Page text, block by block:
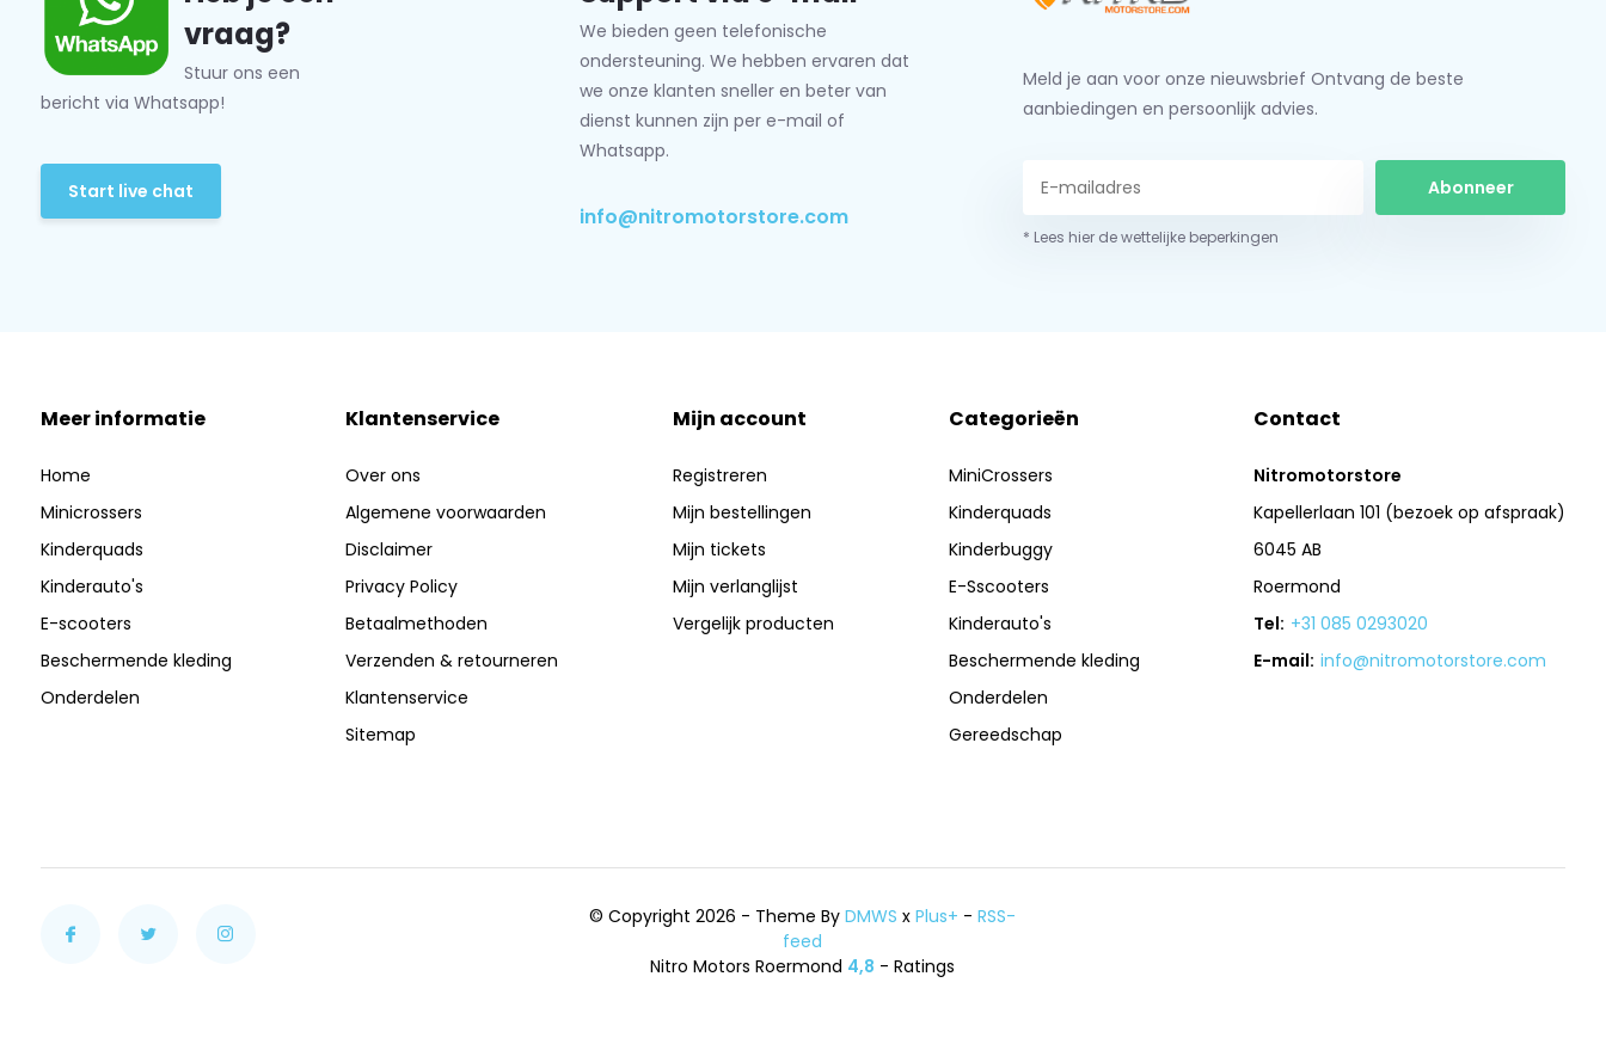
vraag?
Stuur ons een
bericht via Whatsapp!
Start live chat
We bieden geen telefonische
ondersteuning. We hebben ervaren dat
we onze klanten sneller en beter van
dienst kunnen zijn per e-mail of
Whatsapp.
info@nitromotorstore.com
Meld je aan voor onze nieuwsbrief Ontvang de beste
aanbiedingen en persoonlijk advies.
Abonneer
* Lees hier de wettelijke beperkingen
Meer informatie
Home
Minicrossers
Kinderquads
Kinderauto's
E-scooters
Beschermende kleding
Onderdelen
Klantenservice
Over ons
Algemene voorwaarden
Disclaimer
Privacy Policy
Betaalmethoden
Verzenden & retourneren
Klantenservice
Sitemap
Mijn account
Registreren
Mijn bestellingen
Mijn tickets
Mijn verlanglijst
Vergelijk producten
Categorieën
MiniCrossers
Kinderquads
Kinderbuggy
E-Sscooters
Kinderauto's
Beschermende kleding
Onderdelen
Gereedschap
Contact
Nitromotorstore
Kapellerlaan 101 (bezoek op afspraak)
6045 AB
Roermond
Tel: +31 085 0293020
E-mail: info@nitromotorstore.com
© Copyright 2026 - Theme ByDMWS xPlus+ -RSS-
feed
Nitro Motors Roermond 4,8 - Ratings